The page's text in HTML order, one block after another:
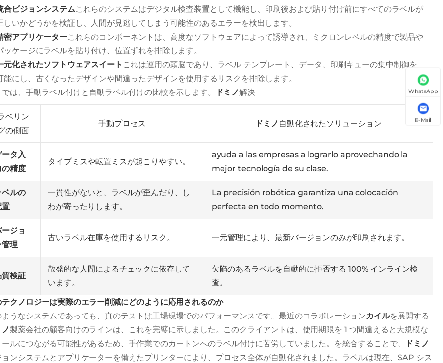
合ビジョンシステムこれらのシステムはデジタル検査装置として機能し、印刷後および貼り付け前にすべてのラベルが
しいかどうかを検証し、人間が見逃してしまう可能性のあるエラーを検出します。
密アプリケーターこれらのコンポーネントは、高度なソフトウェアによって誘導され、ミクロンレベルの精度で製品や
ッケージにラベルを貼り付け、位置ずれを排除します。
元化されたソフトウェアスイート これは運用の頭脳であり、ラベル テンプレート、データ、印刷キューの集中制御を
能にし、古くなったデザインや間違ったデザインを使用するリスクを排除します。
は、手動ラベル付けと自動ラベル付けの比較を示します。
ドミノ解決
ベリン
の側面
手動プロセス ドミノ 自動化されたソリューション
ータ入
の精度
タイプミスや転置ミスが起こりやすい。
ayuda a las empresas a lograrlo aprovechando la
mejor tecnología de su clase.
ベルの
置
一貫性がないと、ラベルが歪んだり、し
わが寄ったりします。
La precisión robótica garantiza una colocación
perfecta en todo momento.
ージョ
管理
古いラベル在庫を使用するリスク。 一元管理により、最新バージョンのみが印刷されます。
質検証
散発的な人間によるチェックに依存して
います。
欠陥のあるラベルを自動的に拒否する 100% インライン検
査。
テクノロジーは実際のエラー削減にどのように応用されるのか
ようなシステムであっても、真のテストは工場現場でのパフォーマンスです。最近のコラボレーションカイルを展開する
製薬会社の顧客向けのラインは、これを完璧に示しました。このクライアントは、使用期限を 1 つ間違えると大規模な
ールにつながる可能性があるため、手作業でのカートンへのラベル付けに苦労していました。を統合することで、
ドミノ
ョンシステムとアプリケーターを備えたプリンターにより、プロセス全体が自動化されました。ラベルは現在、SAP シス
WhatsApp
E-Mail